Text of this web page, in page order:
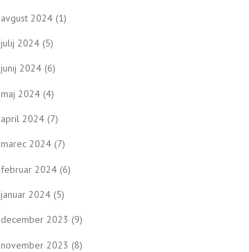
avgust 2024 (1)
julij 2024 (5)
junij 2024 (6)
maj 2024 (4)
april 2024 (7)
marec 2024 (7)
februar 2024 (6)
januar 2024 (5)
december 2023 (9)
november 2023 (8)